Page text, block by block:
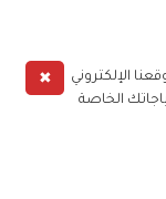
✖
الإلكتروني
الخاصة